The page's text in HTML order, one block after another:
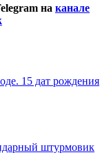
на канале
15 дат рождения
штурмовик